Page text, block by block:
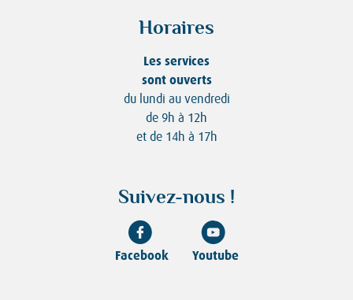
Horaires
Les services
sont ouverts
du lundi au vendredi
de 9h à 12h
et de 14h à 17h
Suivez-nous !
Facebook Youtube